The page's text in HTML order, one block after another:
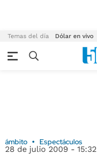
Temas del día Dólar en vivo
ámbito Espectáculos
28 de julio 2009 - 15:32